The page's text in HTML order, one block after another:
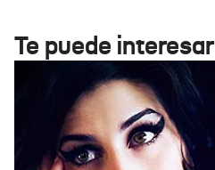
Te puede interesar